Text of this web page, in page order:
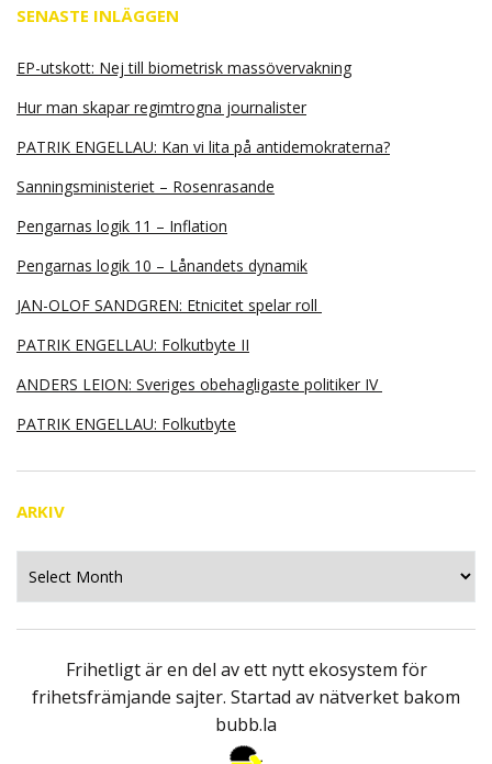
SENASTE INLÄGGEN
EP-utskott: Nej till biometrisk massövervakning
Hur man skapar regimtrogna journalister
PATRIK ENGELLAU: Kan vi lita på antidemokraterna?
Sanningsministeriet – Rosenrasande
Pengarnas logik 11 – Inflation
Pengarnas logik 10 – Lånandets dynamik
JAN-OLOF SANDGREN: Etnicitet spelar roll
PATRIK ENGELLAU: Folkutbyte II
ANDERS LEION: Sveriges obehagligaste politiker IV
PATRIK ENGELLAU: Folkutbyte
ARKIV
Frihetligt är en del av ett nytt ekosystem för
frihetsfrämjande sajter. Startad av nätverket bakom
bubb.la